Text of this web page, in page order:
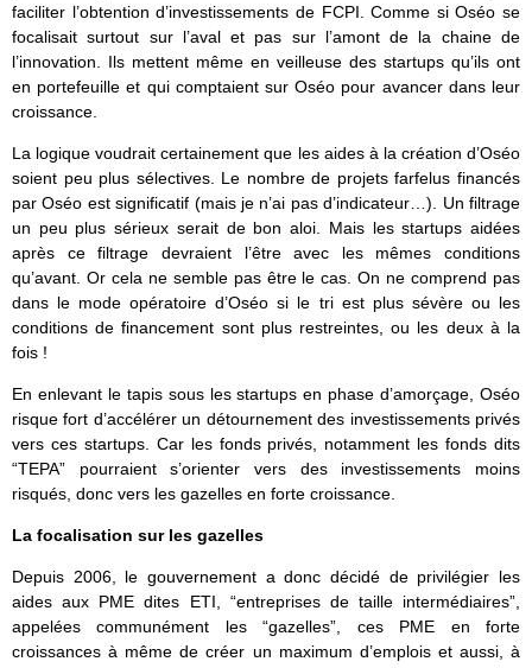
faciliter l’obtention d’investissements de FCPI. Comme si Oséo se
focalisait surtout sur l’aval et pas sur l’amont de la chaine de
l’innovation. Ils mettent même en veilleuse des startups qu’ils ont
en portefeuille et qui comptaient sur Oséo pour avancer dans leur
croissance.
La logique voudrait certainement que les aides à la création d’Oséo
soient peu plus sélectives. Le nombre de projets farfelus financés
par Oséo est significatif (mais je n’ai pas d’indicateur…). Un filtrage
un peu plus sérieux serait de bon aloi. Mais les startups aidées
après ce filtrage devraient l’être avec les mêmes conditions
qu’avant. Or cela ne semble pas être le cas. On ne comprend pas
dans le mode opératoire d’Oséo si le tri est plus sévère ou les
conditions de financement sont plus restreintes, ou les deux à la
fois !
En enlevant le tapis sous les startups en phase d’amorçage, Oséo
risque fort d’accélérer un détournement des investissements privés
vers ces startups. Car les fonds privés, notamment les fonds dits
“TEPA” pourraient s’orienter vers des investissements moins
risqués, donc vers les gazelles en forte croissance.
La focalisation sur les gazelles
Depuis 2006, le gouvernement a donc décidé de privilégier les
aides aux PME dites ETI, “entreprises de taille intermédiaires”,
appelées communément les “gazelles”, ces PME en forte
croissances à même de créer un maximum d’emplois et aussi, à